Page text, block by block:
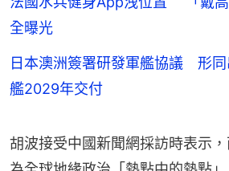
全曝光
日本澳洲簽署研發軍艦協議 形
艦2029年交付
胡波接受中國新聞網採訪時表示